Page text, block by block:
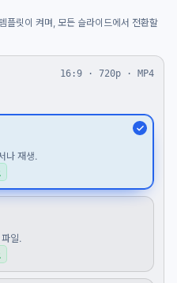
릿이 켜며, 모든 슬라이드에서 전환할
16:9 · 720p · MP4
나 재생.
일.